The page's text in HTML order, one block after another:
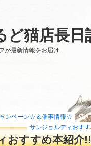
ど猫店長日
が最新情報をお届け
ンペーン☆＆催事情報☆
サンジョルディおす
おすすめ本紹介